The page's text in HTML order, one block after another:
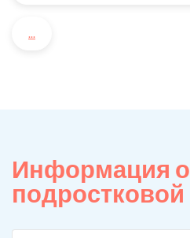
...
Информация о
подростковой